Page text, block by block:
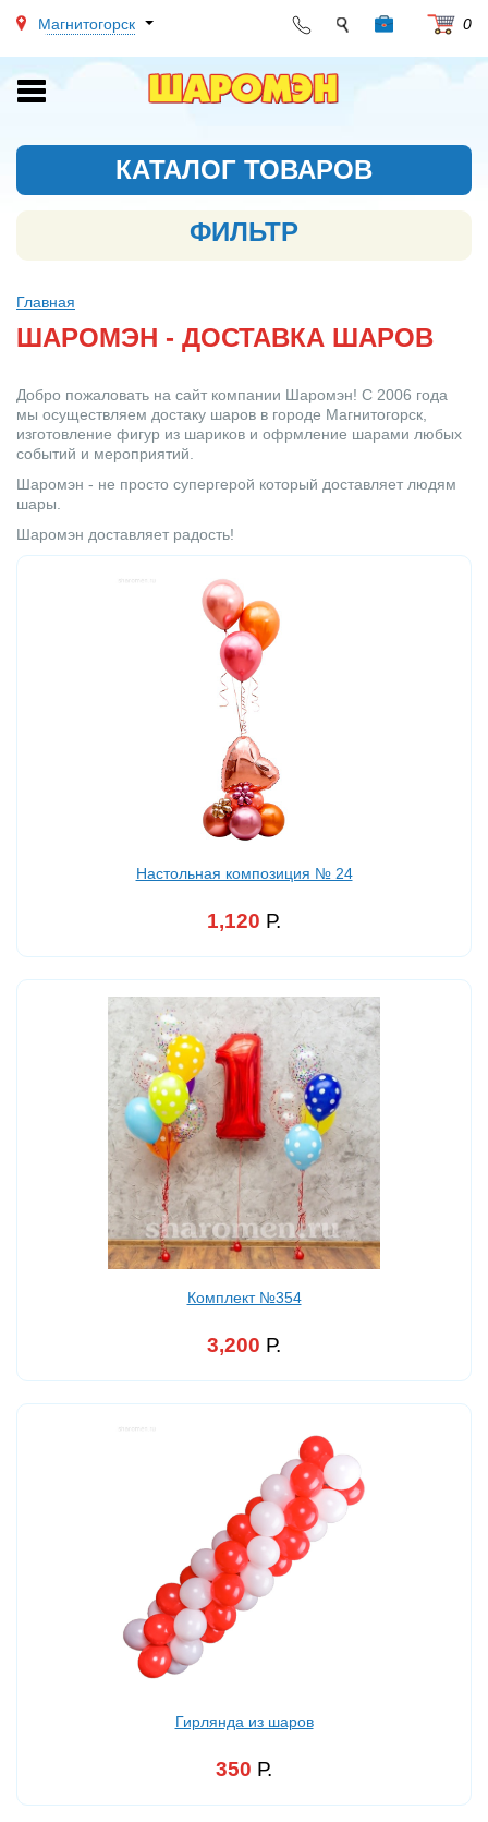
Магнитогорск 0
Toggle
navigation
КАТАЛОГ ТОВАРОВ
ФИЛЬТР
Главная
ШАРОМЭН - ДОСТАВКА ШАРОВ
Добро пожаловать на сайт компании Шаромэн! С 2006 года
мы осуществляем достаку шаров в городе Магнитогорск,
изготовление фигур из шариков и офрмление шарами любых
событий и мероприятий.
Шаромэн - не просто супергерой который доставляет людям
шары.
Шаромэн доставляет радость!
Настольная композиция № 24
1,120 Р.
Комплект №354
3,200 Р.
Гирлянда из шаров
350 Р.